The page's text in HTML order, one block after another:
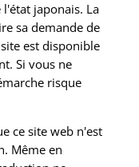
l'état japonais. La
sa demande de
est disponible
Si vous ne
risque
ce site web n'est
Même en